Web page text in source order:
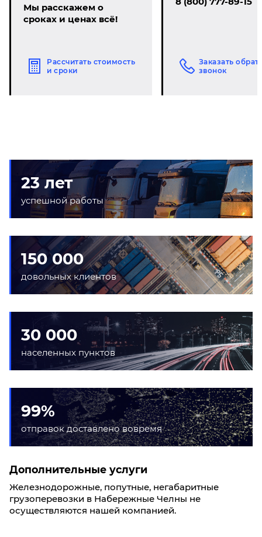
Мы расскажем о
сроках и ценах всё!
Рассчитать стоимость
и сроки
Заказать
звонок
23 лет
успешной работы
150 000
довольных клиентов
30 000
населенных пунктов
99%
отправок доставлено вовремя
Дополнительные услуги
Железнодорожные, попутные, негабаритные
грузоперевозки в Набережные Челны не
осуществляются нашей компанией.